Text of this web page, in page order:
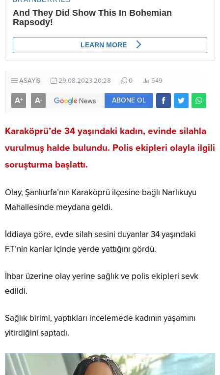
ASAYİŞ 29.08.2023 20:28 0 549
A+ A- ABONE OL
Karaköprü’de 34 yaşındaki kadın, evinde silahla
vurulmuş halde bulundu. Polis ekipleri olayla ilgili
soruşturma başlattı.
Olay, Şanlıurfa’nın Karaköprü ilçesine bağlı Narlıkuyu
Mahallesinde meydana geldi.
İddiaya göre, evde silah sesini duyanlar 34 yaşındaki
F.T’nin kanlar içinde yerde yattığını gördü.
İhbar üzerine olay yerine sağlık ve polis ekipleri sevk
edildi.
Sağlık birimi, yaptıkları incelemede kadının yaşamını
yitirdiğini saptadı.